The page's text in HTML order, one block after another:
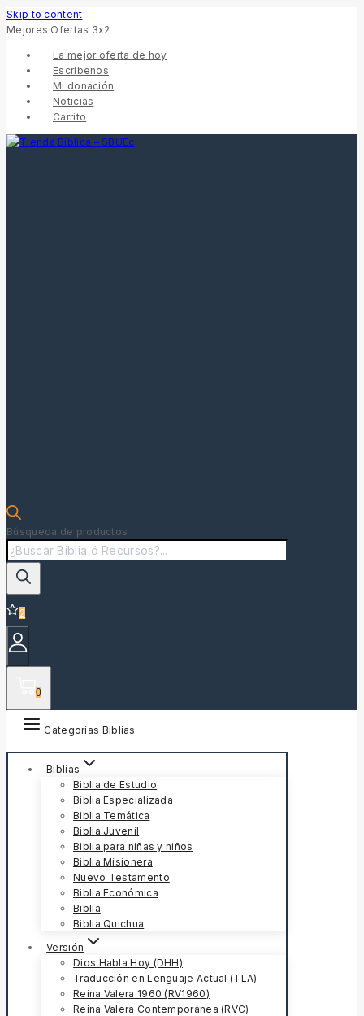
Skip to content
Mejores Ofertas 3x2
La mejor oferta de hoy
Escríbenos
Mi donación
Noticias
Carrito
Búsqueda de productos
2
0
Categorías Biblias
Biblias
Biblia de Estudio
Biblia Especializada
Biblia Temática
Biblia Juvenil
Biblia para niñas y niños
Biblia Misionera
Nuevo Testamento
Biblia Económica
Biblia
Biblia Quichua
Versión
Dios Habla Hoy (DHH)
Traducción en Lenguaje Actual (TLA)
Reina Valera 1960 (RV1960)
Reina Valera Contemporánea (RVC)